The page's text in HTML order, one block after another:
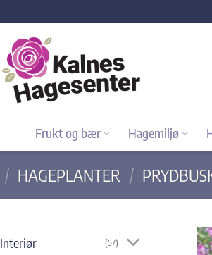
Frukt og bær Hagemiljø
/ HAGEPLANTER /
Interiør (57)